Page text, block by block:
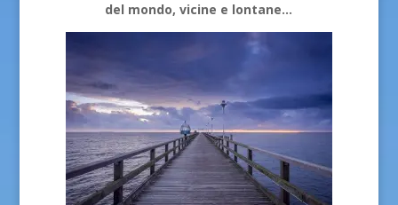
del mondo, vicine e lontane…